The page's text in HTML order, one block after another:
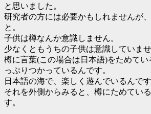
と思いました。
研究者の方には必要かもしれませんが
と。
子供は樽なんか意識しません。
少なくともうちの子供は意識していませ
樽に言葉(この場合は日本語)をためて
っぷりつかっているんです。
日本語の海で、楽しく遊んでいるんです
それを外側からみると、樽にためてい
す。